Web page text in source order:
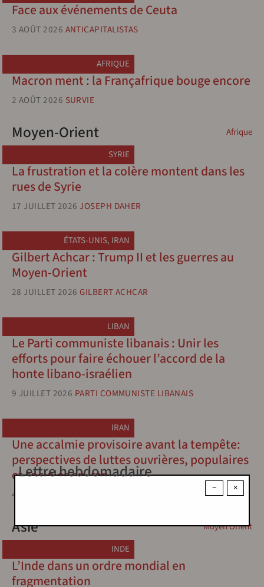
Face aux événements de Ceuta
3 AOÛT 2026 ANTICAPITALISTAS
AFRIQUE
Macron ment : la Françafrique bouge encore
2 AOÛT 2026 SURVIE
Afrique
Moyen-Orient
SYRIE
La frustration et la colère montent dans les
rues de Syrie
17 JUILLET 2026 JOSEPH DAHER
ÉTATS-UNIS, IRAN
Gilbert Achcar : Trump II et les guerres au
Moyen-Orient
28 JUILLET 2026 GILBERT ACHCAR
LIBAN
Le Parti communiste libanais : Unir les
efforts pour faire échouer l’accord de la
honte libano-israélien
9 JUILLET 2026 PARTI COMMUNISTE LIBANAIS
IRAN
Une accalmie provisoire avant la tempête:
perspectives de luttes ouvrières, populaires
et sociales en Iran
4 JUILLET 2026
Moyen Orient
Asie
INDE
L’Inde dans un ordre mondial en
fragmentation
×
−
Lettre hebdomadaire